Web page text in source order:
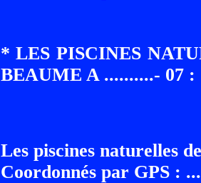
* LES PISCINES
BEAUME A ..........- 07 :
Les piscines naturelles
Coordonnés par GPS :